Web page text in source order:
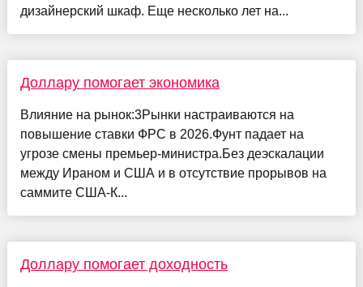
дизайнерский шкаф. Еще несколько лет на...
Доллару помогает экономика
Влияние на рынок:3Рынки настраиваются на
повышение ставки ФРС в 2026.Фунт падает на
угрозе смены премьер-министра.Без деэскалации
между Ираном и США и в отсутствие прорывов на
саммите США-К...
Доллару помогает доходность